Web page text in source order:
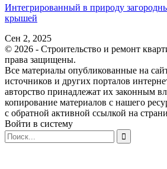
Интегрированный в природу
крышей
Сен 2, 2025
© 2026 - Строительство и ремонт
права защищены.
Все материалы опубликованные на
источников и других порталов
авторство принадлежат их законным
копирование материалов с нашего
с обратной активной ссылкой на
Войти в систему